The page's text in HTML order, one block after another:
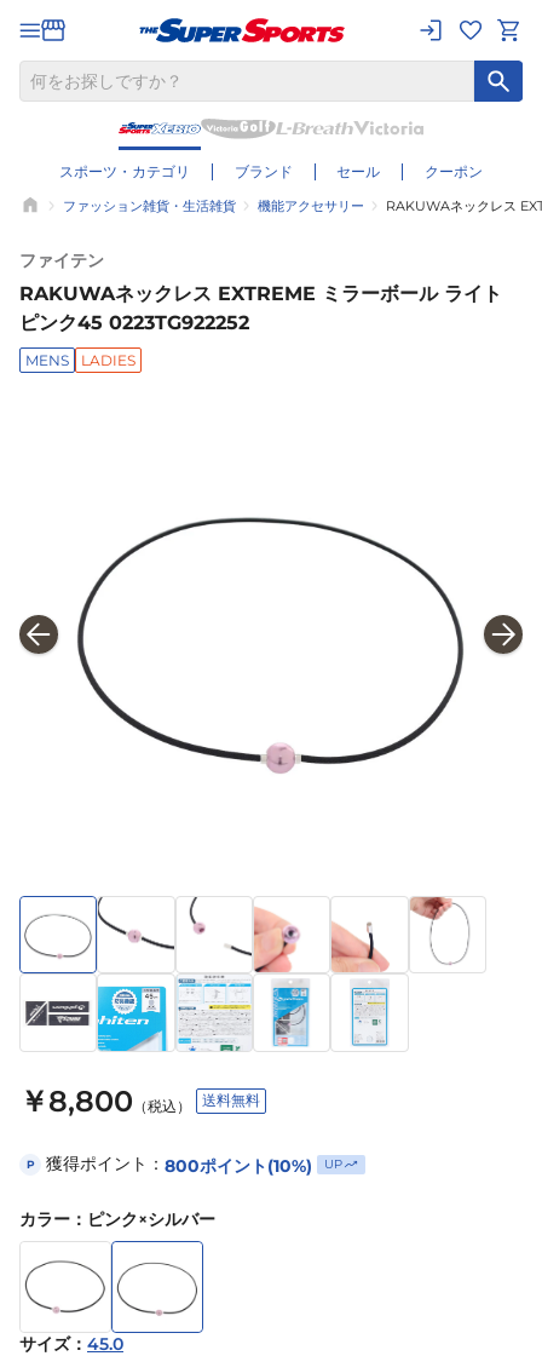
スポーツ・カテゴリ ブランド セール クーポン
ファッション雑貨・生活雑貨 機能アクセサリー RAKUWAネックレス
ファイテン
RAKUWAネックレス EXTREME ミラーボール ライト
ピンク45 0223TG922252
MENS LADIES
￥8,800 （税込） 送料無料
P 獲得ポイント： 800ポイント(10%) UP
カラー ： ピンク×シルバー
サイズ： 45.0